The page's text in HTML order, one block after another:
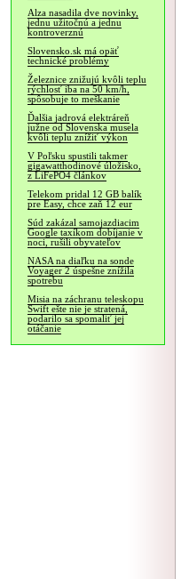
Alza nasadila dve novinky,
jednu užitočnú a jednu
kontroverznú
Slovensko.sk má opäť
technické problémy
Železnice znižujú kvôli teplu
rýchlosť iba na 50 km/h,
spôsobuje to meškanie
Ďalšia jadrová elektráreň
južne od Slovenska musela
kvôli teplu znížiť výkon
V Poľsku spustili takmer
gigawatthodinové úložisko,
z LiFePO4 článkov
Telekom pridal 12 GB balík
pre Easy, chce zaň 12 eur
Súd zakázal samojazdiacim
Google taxíkom dobíjanie v
noci, rušili obyvateľov
NASA na diaľku na sonde
Voyager 2 úspešne znížila
spotrebu
Misia na záchranu teleskopu
Swift ešte nie je stratená,
podarilo sa spomaliť jej
otáčanie